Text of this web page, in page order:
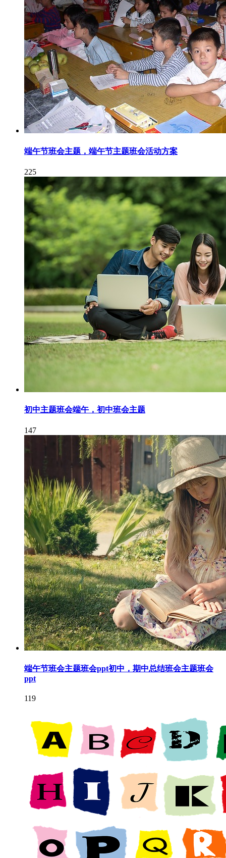
端午节班会主题，端午节主题班会活动方案
225
初中主题班会端午，初中班会主题
147
端午节班会主题班会ppt初中，期中总结班会主题班会
ppt
119